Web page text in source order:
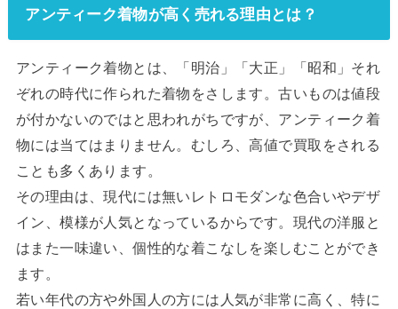
アンティーク着物が高く売れる理由とは？
アンティーク着物とは、「明治」「大正」「昭和」それ
ぞれの時代に作られた着物をさします。古いものは値段
が付かないのではと思われがちですが、アンティーク着
物には当てはまりません。むしろ、高値で買取をされる
ことも多くあります。
その理由は、現代には無いレトロモダンな色合いやデザ
イン、模様が人気となっているからです。現代の洋服と
はまた一味違い、個性的な着こなしを楽しむことができ
ます。
若い年代の方や外国人の方には人気が非常に高く、特に